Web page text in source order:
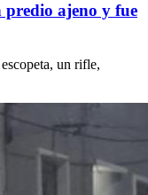
predio ajeno y fue
un rifle,